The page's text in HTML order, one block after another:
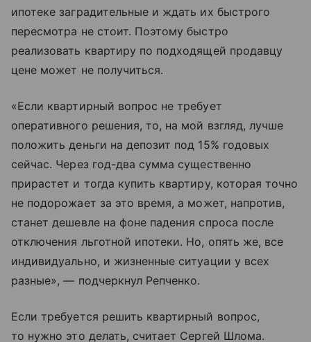
ипотеке заградительные и ждать их быстрого
пересмотра не стоит. Поэтому быстро
реализовать квартиру по подходящей продавцу
цене может не получиться.
«Если квартирный вопрос не требует
оперативного решения, то, на мой взгляд, лучше
положить деньги на депозит под 15% годовых
сейчас. Через год-два сумма существенно
прирастет и тогда купить квартиру, которая точно
не подорожает за это время, а может, напротив,
станет дешевле на фоне падения спроса после
отключения льготной ипотеки. Но, опять же, все
индивидуально, и жизненные ситуации у всех
разные», — подчеркнул Репченко.
Если требуется решить квартирный вопрос,
то нужно это делать, считает Сергей Шлома.